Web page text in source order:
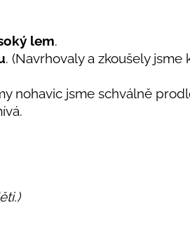
lem.
. (Navrhovaly a zkoušely
nohavic jsme schválně